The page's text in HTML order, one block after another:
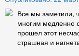
Все мы заметили,
многим медленно
прошел этот
страшная и